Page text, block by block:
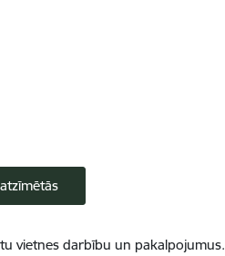
vietnes darbību un pakalpojumus.